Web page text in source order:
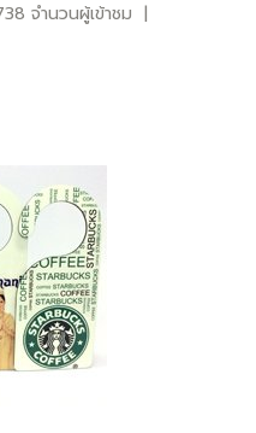
จำนวนผู้เข้าชม |